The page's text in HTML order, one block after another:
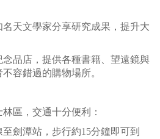
天文學家分享研究成果，提升大
品店，提供各種書籍、望遠鏡與
容錯過的購物場所。
區，交通十分便利：
劍潭站，步行約15分鐘即可到